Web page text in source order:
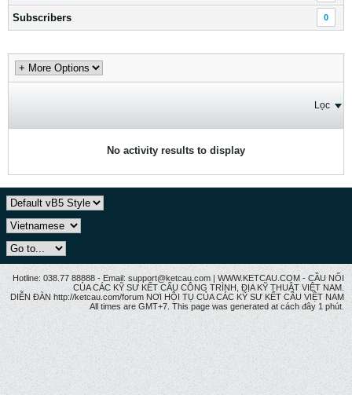
Subscribers 0
Lọc
No activity results to display
Hotline: 038.77 88888 - Email: support@ketcau.com | WWW.KETCAU.COM - CẦU NỐI
CỦA CÁC KỸ SƯ KẾT CẤU CÔNG TRÌNH, ĐỊA KỸ THUẬT VIỆT NAM.
DIỄN ĐÀN http://ketcau.com/forum NƠI HỘI TỤ CỦA CÁC KỸ SƯ KẾT CÂU VIỆT NAM
All times are GMT+7. This page was generated at cách đây 1 phút.